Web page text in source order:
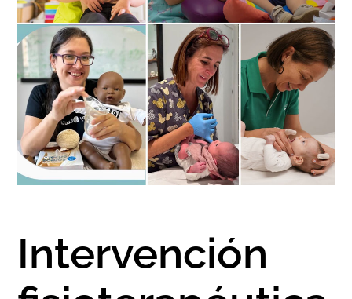
FULCRUM PLACE
CONTACTO
Intervención